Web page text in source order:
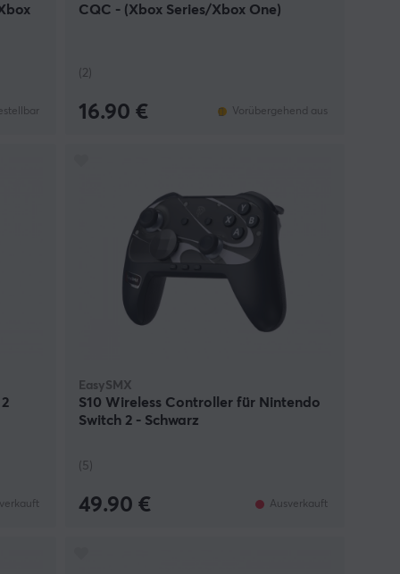
CQC - (Xbox Series/Xbox One)
(2)
16.90 € Vorübergehend aus
EasySMX
S10 Wireless Controller für Nintendo
Switch 2 - Schwarz
(5)
49.90 € Ausverkauft